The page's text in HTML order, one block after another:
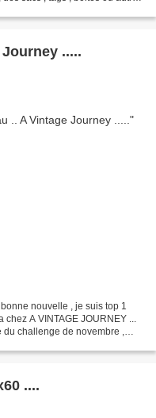
.....
nouvelle , je suis top 1
A VINTAGE JOURNEY ...
challenge de novembre ,
60x60 ....